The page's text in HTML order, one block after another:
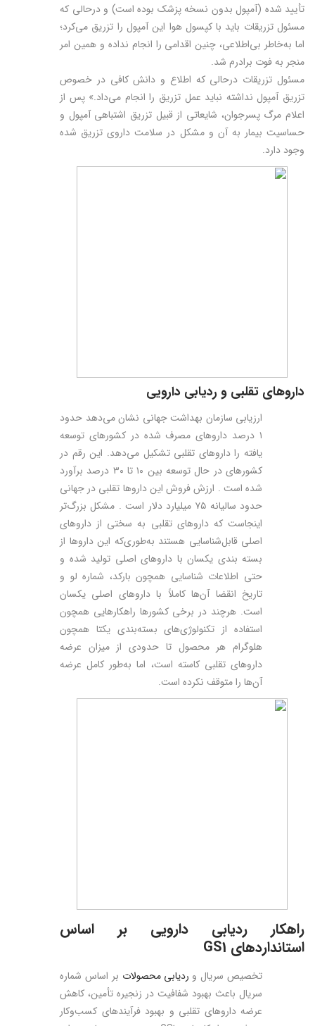
تأیید شده (آمپول بدون نسخه پزشک بوده است) و درحالی که
مسئول تزریقات باید با کپسول هوا این آمپول را تزریق می‌کرد؛
اما به‌خاطر بی‌اطلاعی، چنین اقدامی را انجام نداده و همین امر
منجر به فوت برادرم شد.
مسئول تزریقات درحالی که اطلاع و دانش کافی در خصوص
تزریق آمپول نداشته نباید عمل تزریق را انجام می‌داد.» پس از
اعلام مرگ پسرجوان، شایعاتی از قبیل تزریق اشتباهی آمپول و
حساسیت بیمار به آن و مشكل در سلامت داروی تزریق شده
وجود دارد.
داروهای تقلبی و ردیابی دارویی
ارزیابی سازمان بهداشت جهانی نشان می‌دهد حدود
۱ درصد داروهای مصرف شده در کشورهای توسعه
یافته را داروهای تقلبی تشکیل می‌دهد. این رقم در
کشورهای در حال توسعه بین ۱۰ تا ۳۰ درصد برآورد
شده است . ارزش فروش این داروها تقلبی در جهانی
حدود سالیانه ۷۵ میلیارد دلار است . مشکل بزرگ‌تر
اینجاست که داروهای تقلبی به سختی از داروهای
اصلی قابل‌شناسایی هستند به‌طوری‌که این داروها از
بسته بندی یکسان با داروهای اصلی تولید شده و
حتی اطلاعات شناسایی همچون بارکد، شماره لو و
تاریخ انقضا آن‌ها کاملاً با داروهای اصلی یکسان
است. هرچند در برخی کشورها راهکارهایی همچون
استفاده از تکنولوژی‌های بسته‌بندی یکتا همچون
هلوگرام هر محصول تا حدودی از میزان عرضه
داروهای تقلبی کاسته است، اما به‌طور کامل عرضه
آن‌ها را متوقف نکرده است.
راهکار ردیابی دارویی بر اساس
استانداردهای
تخصیص سریال و ردیابی محصولات بر اساس شماره
سریال باعث بهبود شفافیت در زنجیره تأمین، کاهش
عرضه داروهای تقلبی و بهبود فرآیندهای کسب‌وکار